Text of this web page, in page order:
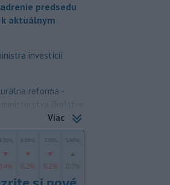
predsedu
k aktuálnym
investícií
reforma -
školstva
Viac